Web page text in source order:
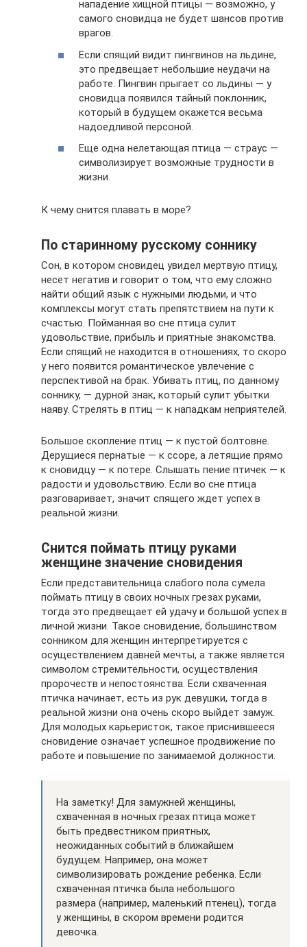
нападение хищной птицы — возможно, у
самого сновидца не будет шансов против
врагов.
Если спящий видит пингвинов на льдине,
это предвещает небольшие неудачи на
работе. Пингвин прыгает со льдины — у
сновидца появился тайный поклонник,
который в будущем окажется весьма
надоедливой персоной.
Еще одна нелетающая птица — страус —
символизирует возможные трудности в
жизни.
К чему снится плавать в море?
По старинному русскому соннику
Сон, в котором сновидец увидел мертвую птицу,
несет негатив и говорит о том, что ему сложно
найти общий язык с нужными людьми, и что
комплексы могут стать препятствием на пути к
счастью. Пойманная во сне птица сулит
удовольствие, прибыль и приятные знакомства.
Если спящий не находится в отношениях, то скоро
у него появится романтическое увлечение с
перспективой на брак. Убивать птиц, по данному
соннику, — дурной знак, который сулит убытки
наяву. Стрелять в птиц — к нападкам неприятелей.
Большое скопление птиц — к пустой болтовне.
Дерущиеся пернатые — к ссоре, а летящие прямо
к сновидцу — к потере. Слышать пение птичек — к
радости и удовольствию. Если во сне птица
разговаривает, значит спящего ждет успех в
реальной жизни.
Снится поймать птицу руками
женщине значение сновидения
Если представительница слабого пола сумела
поймать птицу в своих ночных грезах руками,
тогда это предвещает ей удачу и большой успех в
личной жизни. Такое сновидение, большинством
сонником для женщин интерпретируется с
осуществлением давней мечты, а также является
символом стремительности, осуществления
пророчеств и непостоянства. Если схваченная
птичка начинает, есть из рук девушки, тогда в
реальной жизни она очень скоро выйдет замуж.
Для молодых карьеристок, такое приснившееся
сновидение означает успешное продвижение по
работе и повышение по занимаемой должности.
На заметку! Для замужней женщины,
схваченная в ночных грезах птица может
быть предвестником приятных,
неожиданных событий в ближайшем
будущем. Например, она может
символизировать рождение ребенка. Если
схваченная птичка была небольшого
размера (например, маленький птенец), тогда
у женщины, в скором времени родится
девочка.